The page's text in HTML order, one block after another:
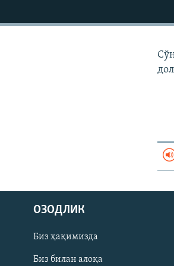
На русском
ИЖТИМОИЙ ТАРМОҚЛАР
ОЗОДЛИК
Биз ҳақимизда
Биз билан алоқа